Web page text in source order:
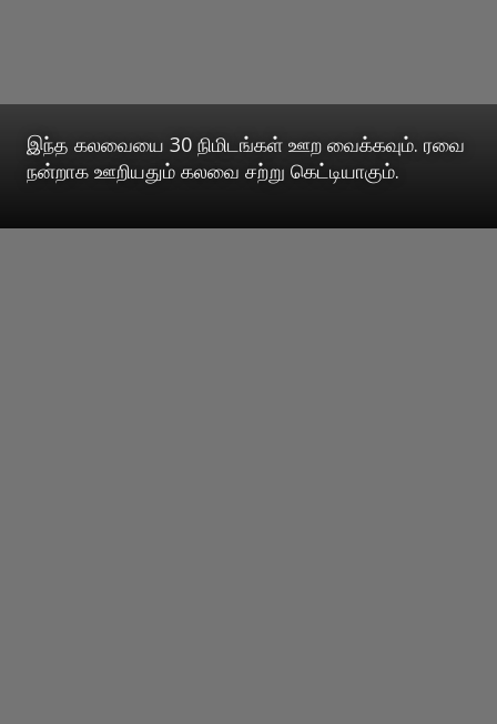
இந்த கலவையை 30 நிமிடங்கள் ஊற வைக்கவும். ரவை
நன்றாக ஊறியதும் கலவை சற்று கெட்டியாகும்.